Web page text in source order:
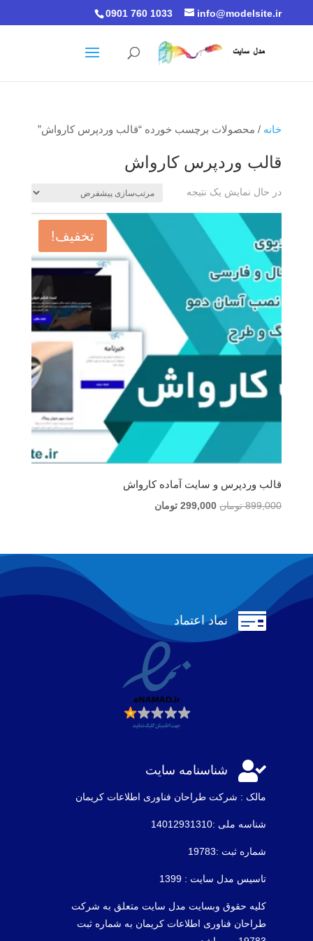
0901 760 1033 info@modelsite.ir
خانه / محصولات برچسب خورده “قالب وردپرس کارواش”
قالب وردپرس کارواش
در حال نمایش یک نتیجه
تخفیف!
قالب وردپرس و سایت آماده کارواش
899,000 تومان قیمت
بود.
299,000 تومانقیمت
است.
 نماد اعتماد
 شناسنامه سایت
مالک : شرکت طراحان فناوری اطلاعات كريمان
شناسه ملی :14012931310
شماره ثبت :19783
تاسیس مدل سایت : 1399
کلیه حقوق وبسایت مدل سایت متعلق به شرکت
طراحان فناوری اطلاعات کریمان به شماره ثبت